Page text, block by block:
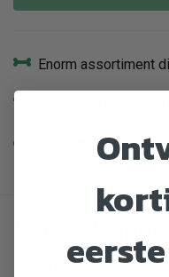
Enorm assortiment
Veilig en
gedroogde